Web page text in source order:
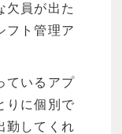
欠員が出た
フト管理ア
ているアプ
りに個別で
勤してくれ